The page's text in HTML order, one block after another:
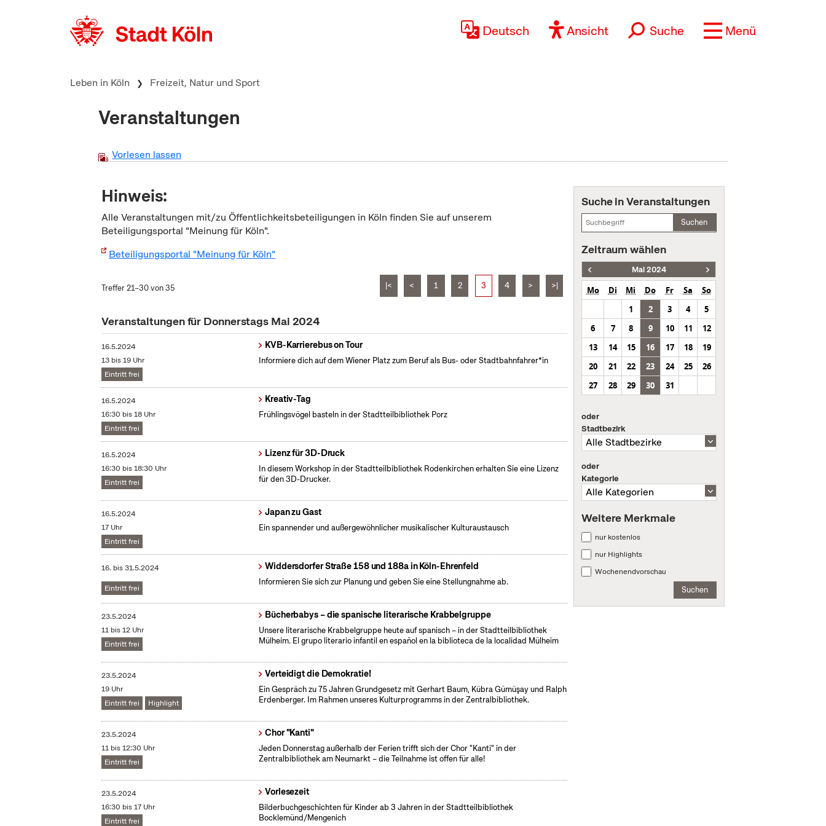
Deutsch Ansicht Suche Menü
Leben in Köln Freizeit, Natur und Sport
Veranstaltungen
Vorlesen lassen
Hinweis:
Alle Veranstaltungen mit/zu Öffentlichkeitsbeteiligungen in Köln finden Sie auf unserem
Beteiligungsportal "Meinung für Köln".
Beteiligungsportal "Meinung für Köln"
Treffer 21–30 von 35 |< < 1 2 3 4 > >|
Veranstaltungen für Donnerstags Mai 2024
16.5.2024
13 bis 19 Uhr
Eintritt frei
KVB-Karrierebus on Tour
Informiere dich auf dem Wiener Platz zum Beruf als Bus- oder Stadtbahnfahrer*in
16.5.2024
16:30 bis 18 Uhr
Eintritt frei
Kreativ-Tag
Frühlingsvögel basteln in der Stadtteilbibliothek Porz
16.5.2024
16:30 bis 18:30 Uhr
Eintritt frei
Lizenz für 3D-Druck
In diesem Workshop in der Stadtteilbibliothek Rodenkirchen erhalten Sie eine Lizenz
für den 3D-Drucker.
16.5.2024
17 Uhr
Eintritt frei
Japan zu Gast
Ein spannender und außergewöhnlicher musikalischer Kulturaustausch
16. bis31.5.2024
Eintritt frei
Widdersdorfer Straße 158 und 188a in Köln-Ehrenfeld
Informieren Sie sich zur Planung und geben Sie eine Stellungnahme ab.
23.5.2024
11 bis 12 Uhr
Eintritt frei
Bücherbabys – die spanische literarische Krabbelgruppe
Unsere literarische Krabbelgruppe heute auf spanisch – in der Stadtteilbibliothek
Mülheim. El grupo literario infantil en español en la biblioteca de la localidad Mülheim
23.5.2024
19 Uhr
Eintritt frei
Highlight
Verteidigt die Demokratie!
Ein Gespräch zu 75 Jahren Grundgesetz mit Gerhart Baum, Kübra Gümüşay und Ralph
Erdenberger. Im Rahmen unseres Kulturprogramms in der Zentralbibliothek.
23.5.2024
11 bis 12:30 Uhr
Eintritt frei
Chor "Kanti"
Jeden Donnerstag außerhalb der Ferien trifft sich der Chor "Kanti" in der
Zentralbibliothek am Neumarkt – die Teilnahme ist offen für alle!
23.5.2024
16:30 bis 17 Uhr
Eintritt frei
Vorlesezeit
Bilderbuchgeschichten für Kinder ab 3 Jahren in der Stadtteilbibliothek
Bocklemünd/Mengenich
Suche in Veranstaltungen
Suchen
Zeitraum wählen
Mai 2024
Mo Di Mi Do Fr Sa
So
1
2 3 4
5
6
7 8 9 10 11
12
13
14 15 16 17 18
19
20
21 22 23 24 25
26
27
28 29 30 31
oder
Stadtbezirk
oder
Kategorie
Weitere Merkmale
nur kostenlos
nur Highlights
Wochenendvorschau
Suchen